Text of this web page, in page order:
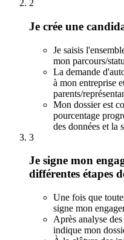
2
Je crée une
Je saisis
mon parcours/
La demande
à mon entreprise
parents/
Mon dossier est
pourcentage
des données et la
3
Je signe mon
différentes étapes
Une fois que
signe mon
Après analyse
indique mon